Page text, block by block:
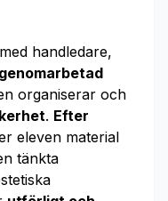
med handledare,
genomarbetad
organiserar och
. Efter
eleven ma­te­ri­al
tänkta